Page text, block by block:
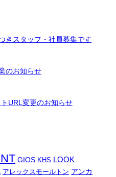
きスタッフ・社員募集です
のお知らせ
URL変更のお知らせ
GIOS KHS LOOK
アレックスモールトン アンカ